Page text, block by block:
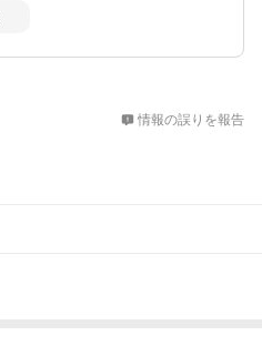
情報の誤りを報告